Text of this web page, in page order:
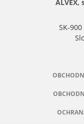
ALVEX,
SK-